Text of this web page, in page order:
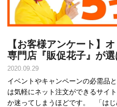
【お客様アンケート】
専門店『販促花子』が
2020.09.29
イベントやキャンペーンの必需品
は気軽にネット注文ができるサイ
か迷ってしまうほどです。 「は